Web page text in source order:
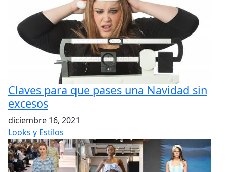
Claves para que pases una Navidad sin
excesos
diciembre 16, 2021
Looks y Estilos